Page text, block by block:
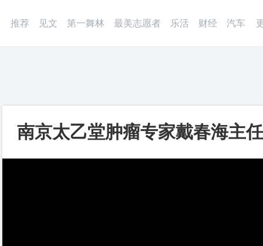
推荐 见文 第一舞林 最美志愿者 乐活 财经 汽车
南京太乙堂肿瘤专家戴春海主
切正常_第一视频